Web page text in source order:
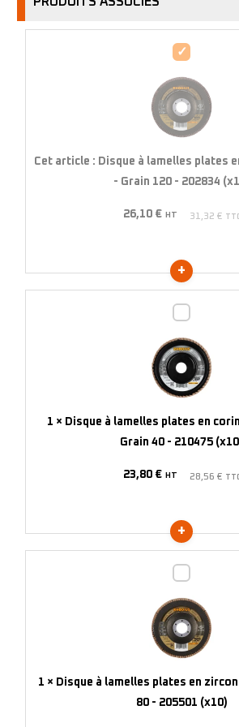
Disque
lamelles
plates
en
-
Cet article : Disque à lamelles plates
- Grain 120 - 202834
26,10 € HT 31,32 €
lamelles
plates
en
-
1 × Disque à lamelles plates en
Grain 40 - 210475
23,80 € HT 28,56 €
lamelles
plates
en
1 × Disque à lamelles plates en
80 - 205501 (x10)